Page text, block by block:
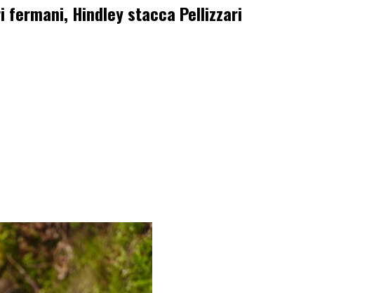
fermani, Hindley stacca Pellizzari